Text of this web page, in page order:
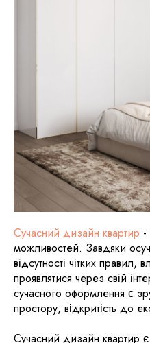
Сучасний дизайн квартир -
можливостей. Завдяки
відсутності чітких правил,
проявлятися через свій
сучасного оформлення є
простору, відкритість до
Сучасний дизайн квартир